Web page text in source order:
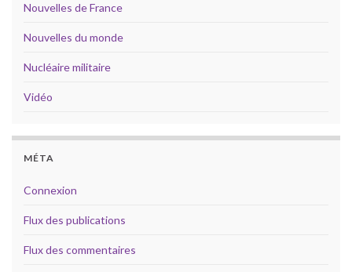
Nouvelles de France
Nouvelles du monde
Nucléaire militaire
Vidéo
MÉTA
Connexion
Flux des publications
Flux des commentaires